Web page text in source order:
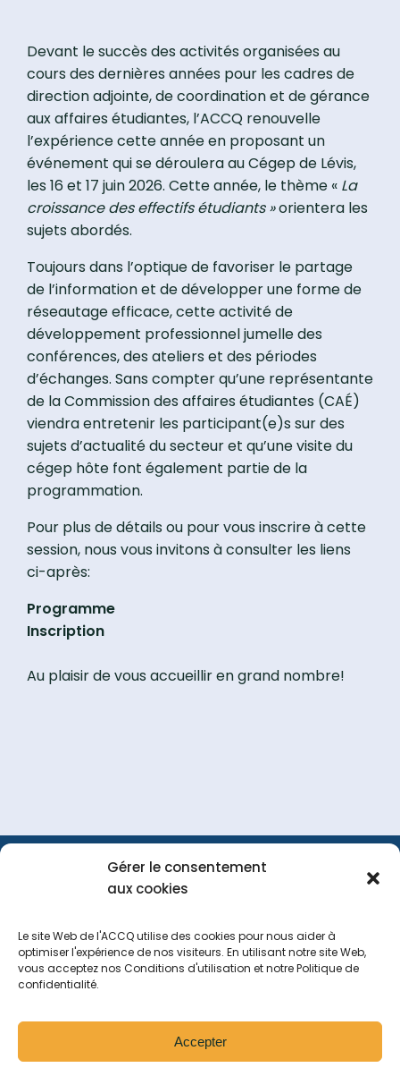
Gérer le consentement
aux cookies
Le site Web de l'ACCQ utilise des cookies pour nous aider à
optimiser l'expérience de nos visiteurs. En utilisant notre site Web,
vous acceptez nos Conditions d'utilisation et notre Politique de
confidentialité.
Accepter
Devant le succès des activités organisées au
cours des dernières années pour les cadres de
direction adjointe, de coordination et de gérance
aux affaires étudiantes, l’ACCQ renouvelle
l’expérience cette année en proposant un
événement qui se déroulera au Cégep de Lévis,
les 16 et 17 juin 2026. Cette année, le thème « La
croissance des effectifs étudiants »orientera les
sujets abordés.
Toujours dans l’optique de favoriser le partage
de l’information et de développer une forme de
réseautage efficace, cette activité de
développement professionnel jumelle des
conférences, des ateliers et des périodes
d’échanges. Sans compter qu’une représentante
de la Commission des affaires étudiantes (CAÉ)
viendra entretenir les participant(e)s sur des
sujets d’actualité du secteur et qu’une visite du
cégep hôte font également partie de la
programmation.
Pour plus de détails ou pour vous inscrire à cette
session, nous vous invitons à consulter les liens
ci-après:
Programme
Inscription
Au plaisir de vous accueillir en grand nombre!
Portail
Tous droits réservés2026
Politique de confidentialité